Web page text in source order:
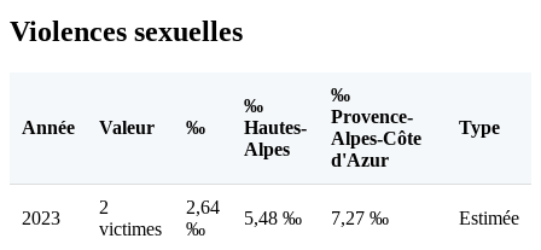
Violences sexuelles
Année Valeur ‰
‰
Hautes-
Alpes
‰
Provence-
Alpes-Côte
d'Azur
Type
2023
2
victimes
2,64
‰
5,48 ‰ 7,27 ‰ Estimée